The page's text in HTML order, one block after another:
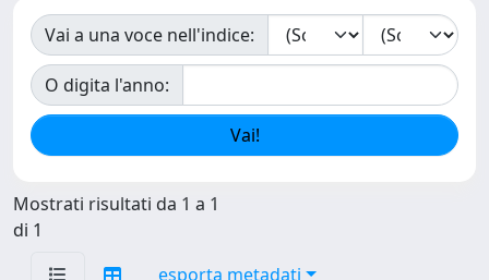
Vai a una voce nell'indice:
O digita l'anno:
Mostrati risultati da 1 a 1
di 1
esporta metadati